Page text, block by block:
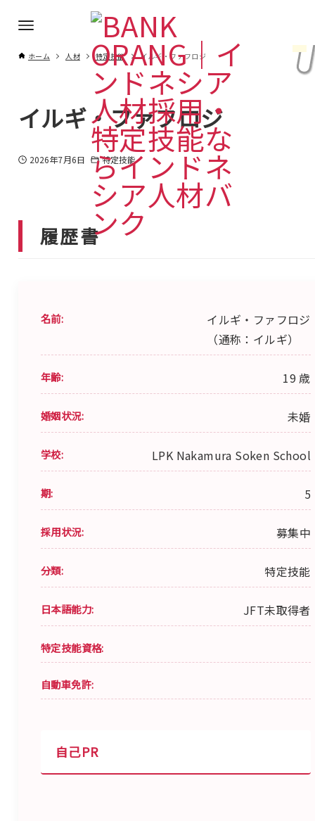
ホーム 人材 特定技能 イルギ・ファフロジ
イルギ・ファフロジ
2026年7月6日 特定技能
履歴書
名前:
イルギ・ファフロジ
（通称：イルギ）
年齢: 19 歳
婚姻状況: 未婚
学校: LPK Nakamura Soken School
期: 5
採用状況: 募集中
分類: 特定技能
日本語能力: JFT未取得者
特定技能資格:
自動車免許:
自己PR